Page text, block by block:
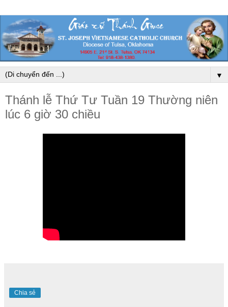
▼
Thánh lễ Thứ Tư Tuần 19 Thường niên
lúc 6 giờ 30 chiều
Chia sẻ